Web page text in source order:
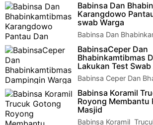
Babinsa Dan
Karangdowo
swab Warga
Babinsa Dan
Karangdowo Pantau
Warga Klaten | Sertu Yusuf Istyan Babinsa
BabinsaCeper Dan
Bhabinkamtibmas
Lakukan Test
Babinsa Ceper Dan
Dampingin Warga
Antigen Klaten - Babinsa Kopda Sudomo
Babinsa Koramil
Royong Membantu
Masjid
Babinsa Koramil